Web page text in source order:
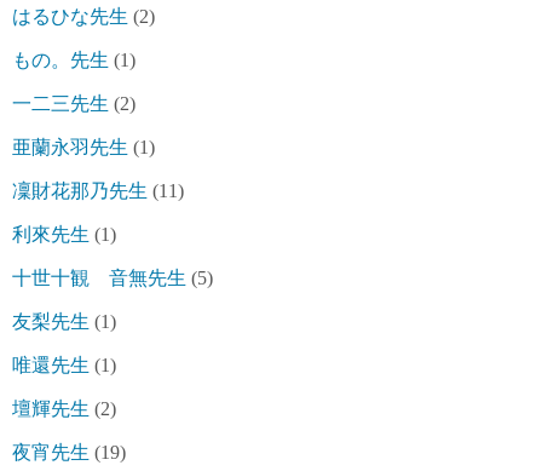
はるひな先生 (2)
もの。先生 (1)
一二三先生 (2)
亜蘭永羽先生 (1)
凜財花那乃先生 (11)
利來先生 (1)
十世十観 音無先生 (5)
友梨先生 (1)
唯還先生 (1)
壇輝先生 (2)
夜宵先生 (19)